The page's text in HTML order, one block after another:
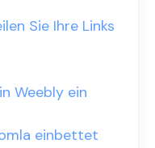
Sie Ihre Links
Weebly ein
einbettet